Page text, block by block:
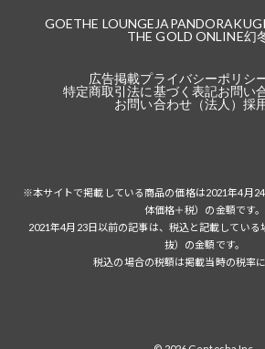
GOETHE LOUNGE JAPANDORAKU
THE GOLD ONLINE幻
広告掲載プライバシーポリシ
特定商取引法に基づく表記お問い
お問い合わせ（法人）採
※本サイトで掲載している商品の価格は2021年4月
体価格＋税）の金額です。
2021年4月23日以前の記事は、税込と記載している
抜）の金額です。
税込の場合の税額は掲載当時の税率に